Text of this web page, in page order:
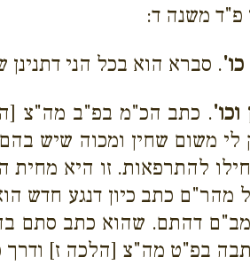
פ"ד משנה ד:
. סברא הוא בכל הני דתנינן
. כתב הכ"מ בפ"ב מה"צ
לי משום שחין ומכוה שיש
להתרפאות. זו היא מחית
מהר"ם כתב כיון דנגע חדש
דהתם. שהוא כתב סתם
בפ"ט מה"צ [הלכה ז] ודרך